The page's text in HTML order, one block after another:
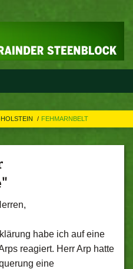
FEHMARNBELT
habe ich auf eine
reagiert. Herr Arp hatte
eine